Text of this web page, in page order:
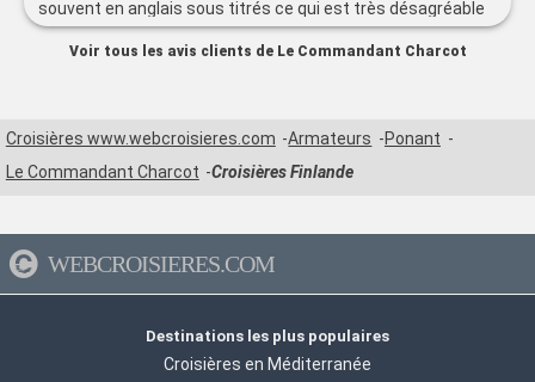
souvent en anglais sous titrés ce qui est très désagréable
surtout sur un bateau français !
Voir tous les avis clients de Le Commandant Charcot
Croisières www.webcroisieres.com Armateurs
Ponant
Le Commandant Charcot
Croisières Finlande
WEBCROISIERES.COM
Destinations les plus populaires
Croisières en Méditerranée